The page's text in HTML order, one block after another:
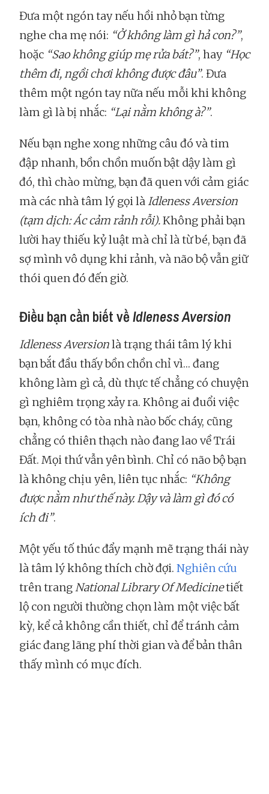
Đưa một ngón tay nếu hồi nhỏ bạn từng
nghe cha mẹ nói: “Ở không làm gì hả con?”,
hoặc “Sao không giúp mẹ rửa bát?”, hay “Học
thêm đi, ngồi chơi không được đâu”. Đưa
thêm một ngón tay nữa nếu mỗi khi không
làm gì là bị nhắc: “Lại nằm không à?”.
Nếu bạn nghe xong những câu đó và tim
đập nhanh, bồn chồn muốn bật dậy làm gì
đó, thì chào mừng, bạn đã quen với cảm giác
mà các nhà tâm lý gọi làIdleness Aversion
(tạm dịch: Ác cảm rảnh rỗi).Không phải bạn
lười hay thiếu kỷ luật mà chỉ là từ bé, bạn đã
sợ mình vô dụng khi rảnh, và não bộ vẫn giữ
thói quen đó đến giờ.
Điều bạn cần biết vềIdleness Aversion
Idleness Aversionlà trạng thái tâm lý khi
bạn bắt đầu thấy bồn chồn chỉ vì… đang
không làm gì cả, dù thực tế chẳng có chuyện
gì nghiêm trọng xảy ra. Không ai đuổi việc
bạn, không có tòa nhà nào bốc cháy, cũng
chẳng có thiên thạch nào đang lao về Trái
Đất. Mọi thứ vẫn yên bình. Chỉ có não bộ bạn
là không chịu yên, liên tục nhắc: “Không
được nằm như thế này. Dậy và làm gì đó có
ích đi”.
Một yếu tố thúc đẩy mạnh mẽ trạng thái này
là tâm lý không thích chờ đợi. Nghiên cứu
trên trangNational Library Of Medicinetiết
lộ con người thường chọn làm một việc bất
kỳ, kể cả không cần thiết, chỉ để tránh cảm
giác đang lãng phí thời gian và để bản thân
thấy mình có mục đích.